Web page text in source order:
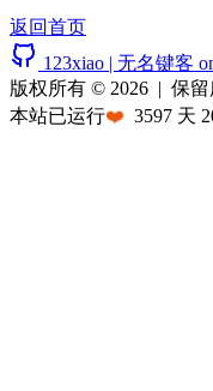
返回首页
123xiao | 无名键客
版权所有 © 2026 | 保留
本站已运行❤️ 3597 天